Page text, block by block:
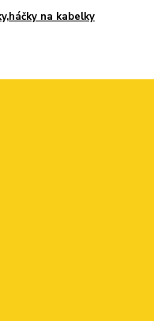
na kabelky